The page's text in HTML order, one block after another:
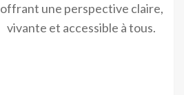
offrant une perspective claire,
vivante et accessible à tous.